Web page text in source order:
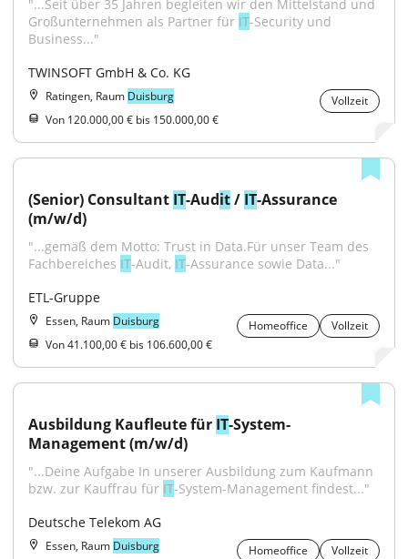
"...Seit über 35 Jahren begleiten wir den Mittelstand und
Großunternehmen als Partner für IT-Security und
Business..."
TWINSOFT GmbH & Co. KG
Ratingen, Raum Duisburg
Vollzeit
Von 120.000,00 € bis 150.000,00 €
(Senior) Consultant IT-Audit / IT-Assurance
(m/w/d)
"...gemäß dem Motto: Trust in Data.Für unser Team des
Fachbereiches IT‑Audit, IT‑Assurance sowie Data..."
ETL-Gruppe
Essen, Raum Duisburg Homeoffice
Vollzeit
Von 41.100,00 € bis 106.600,00 €
Ausbildung Kaufleute für IT-System-
Management (m/w/d)
"...Deine Aufgabe In unserer Ausbildung zum Kaufmann
bzw. zur Kauffrau für IT-System-Management findest..."
Deutsche Telekom AG
Essen, Raum Duisburg Homeoffice
Vollzeit